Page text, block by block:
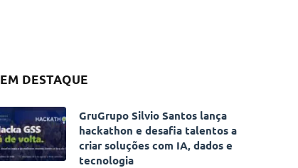
EM DESTAQUE
GruGrupo Silvio Santos lança
hackathon e desafia talentos a
criar soluções com IA, dados e
tecnologia